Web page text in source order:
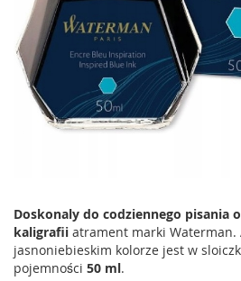
Doskonaly do codziennego pisania
kaligrafii atrament marki Waterman.
jasnoniebieskim kolorze jest w
pojemności 50 ml.